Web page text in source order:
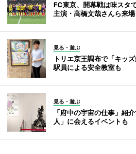
FC東京、開幕戦は味スタ
主演・高橋文哉さんら来場
見る・遊ぶ
トリエ京王調布で「キッ
駅員による安全教室も
見る・遊ぶ
「府中の宇宙の仕事」紹
人」に会えるイベントも